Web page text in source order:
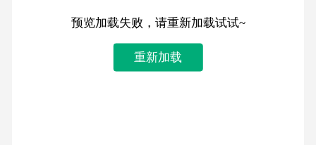
预览加载失败，请重新加载试试~
重新加载